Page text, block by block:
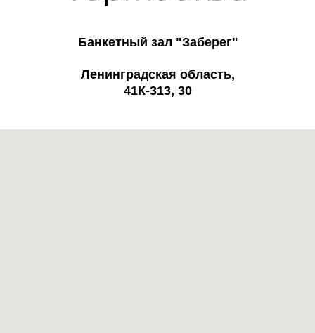
Банкетный зал "Заберег"
Ленинградская область,
41К-313, 30